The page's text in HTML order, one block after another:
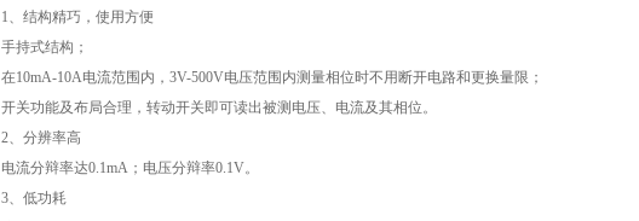
1、结构精巧，使用方便
手持式结构；
在10mA-10A电流范围内，3V-500V电压范围内测量相位时不用断开电路和更换量限；
开关功能及布局合理，转动开关即可读出被测电压、电流及其相位。
2、分辨率高
电流分辩率达0.1mA；电压分辩率0.1V。
3、低功耗